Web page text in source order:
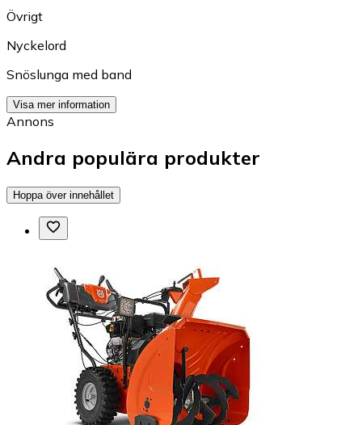
Övrigt
Nyckelord
Snöslunga med band
Visa mer information
Annons
Andra populära produkter
Hoppa över innehållet